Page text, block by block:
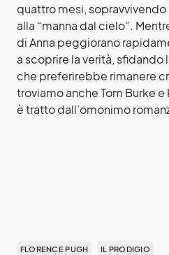
quattro mesi,
alla “manna dal cielo”.
di Anna peggiorano
a scoprire la verità, sfidando
che preferirebbe rimanere
troviamo anche Tom Burke e
è tratto dall’omonimo
FLORENCE PUGH IL PRODIGIO